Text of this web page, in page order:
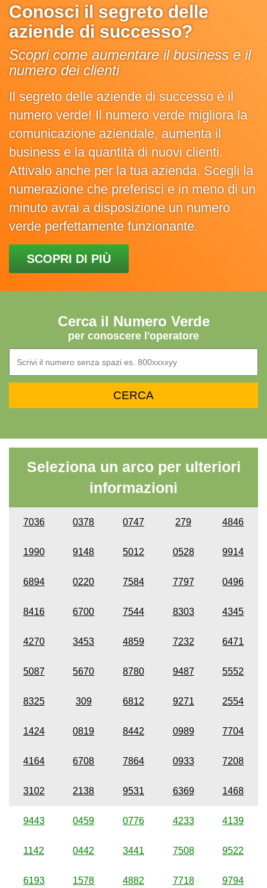
Conosci il segreto delle
aziende di successo?
Scopri come aumentare il business e il
numero dei clienti
Il segreto delle aziende di successo è il
numero verde! Il numero verde migliora la
comunicazione aziendale, aumenta il
business e la quantità di nuovi clienti.
Attivalo anche per la tua azienda. Scegli la
numerazione che preferisci e in meno di un
minuto avrai a disposizione un numero
verde perfettamente funzionante.
SCOPRI DI PIÙ
Cerca il Numero Verde
per conoscere l'operatore
Seleziona un arco per ulteriori
informazioni
7036 0378 0747 279 4846
1990 9148 5012 0528 9914
6894 0220 7584 7797 0496
8416 6700 7544 8303 4345
4270 3453 4859 7232 6471
5087 5670 8780 9487 5552
8325 309 6812 9271 2554
1424 0819 8442 0989 7704
4164 6708 7864 0933 7208
3102 2138 9531 6369 1468
9443 0459 0776 4233 4139
1142 0442 3441 7508 9522
6193 1578 4882 7718 9794